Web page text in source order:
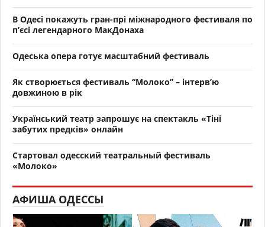
В Одесі покажуть гран-прі міжнародного фестиваля по
п’єсі легендарного МакДонаха
Одеська опера готує масштабний фестиваль
Як створюється фестиваль “Молоко” – iнтерв’ю
довжиною в рік
Український театр запрошує на спектакль «Тіні
забутих предків» онлайн
Стартовал одесский театральный фестиваль
«Молоко»
АФИША ОДЕССЫ